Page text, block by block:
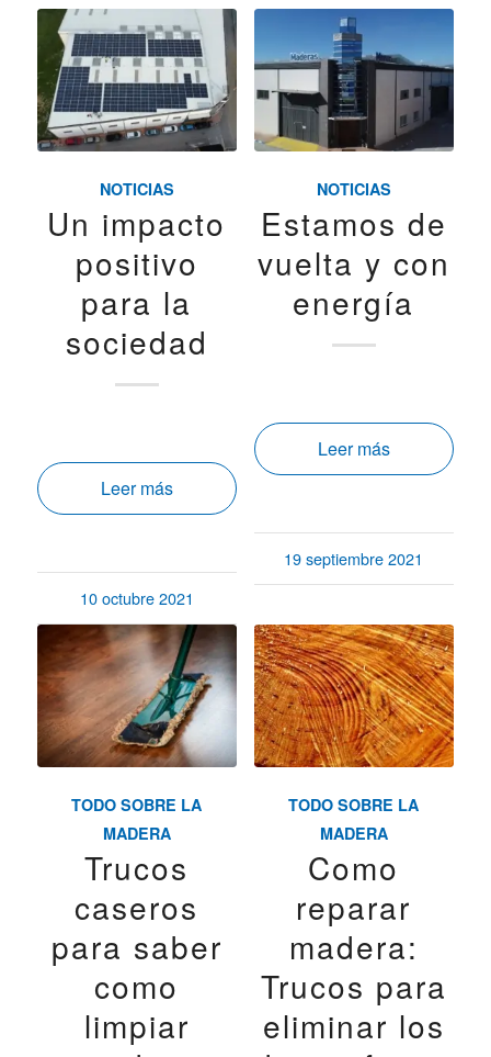
NOTICIAS
Un impacto
positivo
para la
sociedad
Leer más
10 octubre 2021
NOTICIAS
Estamos de
vuelta y con
energía
Leer más
19 septiembre 2021
TODO SOBRE LA
MADERA
Trucos
caseros
para saber
como
limpiar
TODO SOBRE LA
MADERA
Como
reparar
madera:
Trucos para
eliminar los